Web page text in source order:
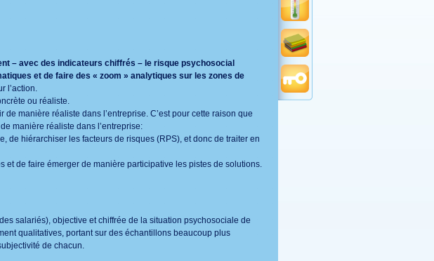
– avec des indicateurs chiffrés – le risque psychosocial
et de faire des « zoom » analytiques sur les zones de
l’action.
ou réaliste.
manière réaliste dans l’entreprise. C’est pour cette raison que
manière réaliste dans l’entreprise:
de hiérarchiser les facteurs de risques (RPS), et donc de traiter en
et de faire émerger de manière participative les pistes de solutions.
salariés), objective et chiffrée de la situation psychosociale de
qualitatives, portant sur des échantillons beaucoup plus
de chacun.